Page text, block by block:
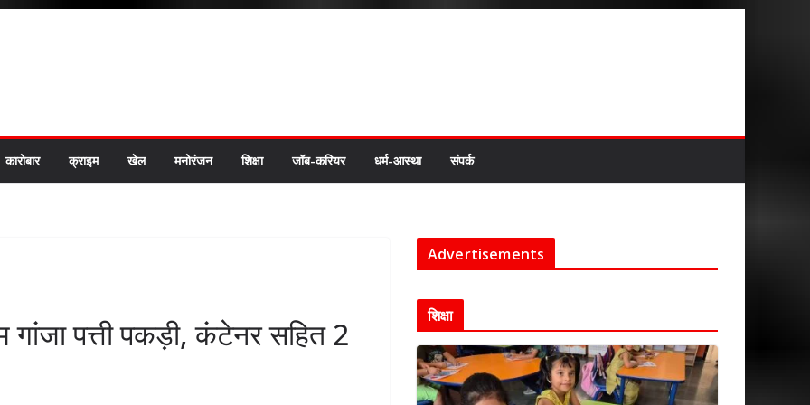
कारोबार क्राइम खेल मनोरंजन शिक्षा जॉब-करियर धर्म-आस्था संपर्क
पत्ती पकड़ी, कंटेनर सहित 2
Advertisements
शिक्षा